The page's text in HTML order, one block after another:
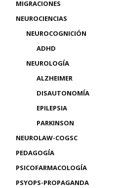
MIGRACIONES
NEUROCIENCIAS
NEUROCOGNICIÓN
ADHD
NEUROLOGÍA
ALZHEIMER
DISAUTONOMÍA
EPILEPSIA
PARKINSON
NEUROLAW-COGSC
PEDAGOGÍA
PSICOFARMACOLOGÍA
PSYOPS-PROPAGANDA